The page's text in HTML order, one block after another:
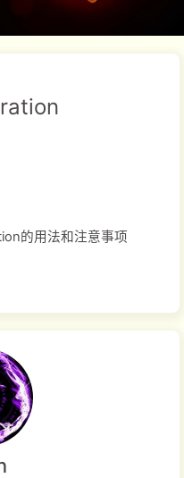
的用法和注意事项